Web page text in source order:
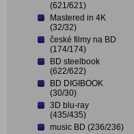
(621/621)
Mastered in 4K
(32/32)
české filmy na BD
(174/174)
BD steelbook
(622/622)
BD DIGIBOOK
(30/30)
3D blu-ray
(435/435)
music BD (236/236)